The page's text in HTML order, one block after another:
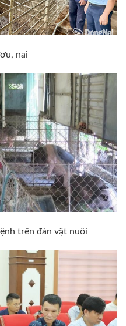
nai
trên đàn vật nuôi